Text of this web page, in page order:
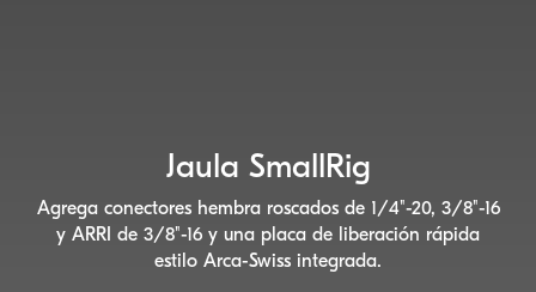
Jaula SmallRig
Agrega conectores hembra roscados de 1/4"-20, 3/8"-16
y ARRI de 3/8"-16 y una placa de liberación rápida
estilo Arca-Swiss integrada.